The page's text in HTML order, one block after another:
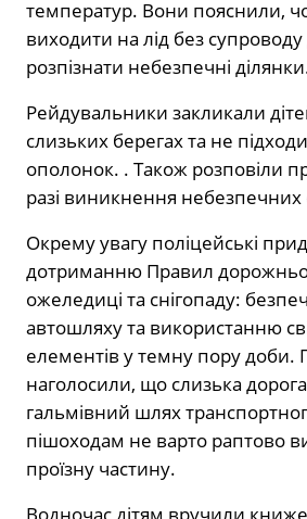
температур. Вони пояснили,
виходити на лід без
розпізнати небезпечні
Рейдувальники закликали
слизьких берегах та не
ополонок. . Також розповіли
разі виникнення небезпечних
Окрему увагу поліцейські
дотриманню Правил
ожеледиці та снігопаду:
автошляху та використанню
елементів у темну пору доби.
наголосили, що слизька
гальмівний шлях
пішоходам не варто раптово
проїзну частину.